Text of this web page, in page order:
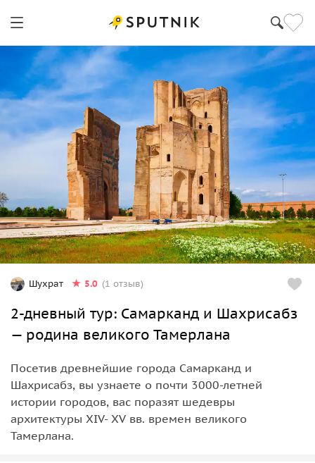
Шухрат 5.0 (1 отзыв)
2-дневный тур: Самарканд и Шахрисабз
— родина великого Тамерлана
Посетив древнейшие города Самарканд и
Шахрисабз, вы узнаете о почти 3000-летней
истории городов, вас поразят шедевры
архитектуры XIV- XV вв. времен великого
Тамерлана.